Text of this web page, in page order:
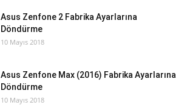
Asus Zenfone 2 Fabrika Ayarlarına
Döndürme
10 Mayıs 2018
Asus Zenfone Max (2016) Fabrika Ayarlarına
Döndürme
10 Mayıs 2018